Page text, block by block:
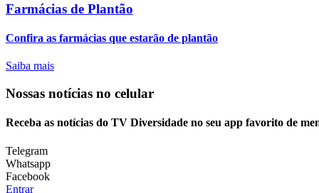
Farmácias de Plantão
Confira as farmácias que estarão de plantão
Saiba mais
Nossas notícias no celular
Receba as notícias do TV Diversidade no seu app favorito de
Telegram
Whatsapp
Facebook
Entrar